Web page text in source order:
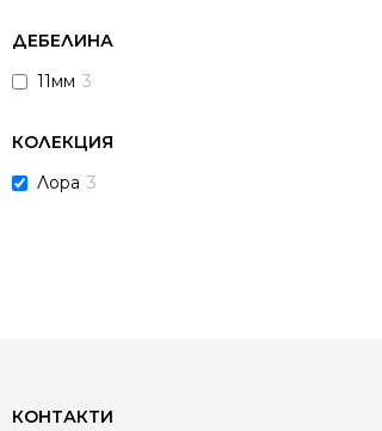
ДЕБЕЛИНА
11мм 3
КОЛЕКЦИЯ
Лора 3
КОНТАКТИ